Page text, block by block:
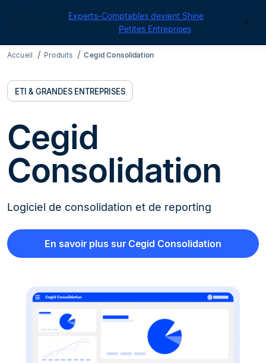
Experts-Comptables devient Shine
Petites Entreprises
Accueil Produits Cegid Consolidation
ETI & GRANDES ENTREPRISES
Cegid
Consolidation
Logiciel de consolidation et de reporting
En savoir plus sur Cegid Consolidation